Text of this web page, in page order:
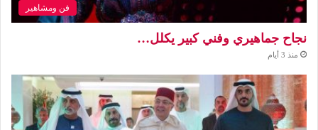
فن ومشاهير
نجاح جماهيري وفني كبير يكلل…
منذ 3 أيام